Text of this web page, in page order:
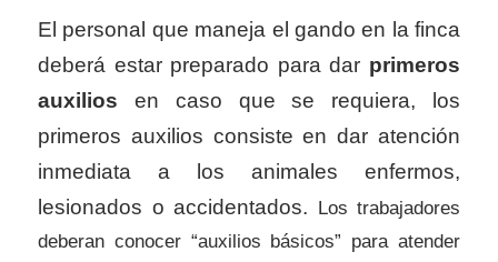
El personal que maneja el gando en la finca
deberá estar preparado para dar primeros
auxilios en caso que se requiera, los
primeros auxilios consiste en dar atención
inmediata a los animales enfermos,
lesionados o accidentados. Los trabajadores
deberan conocer “auxilios básicos” para atender